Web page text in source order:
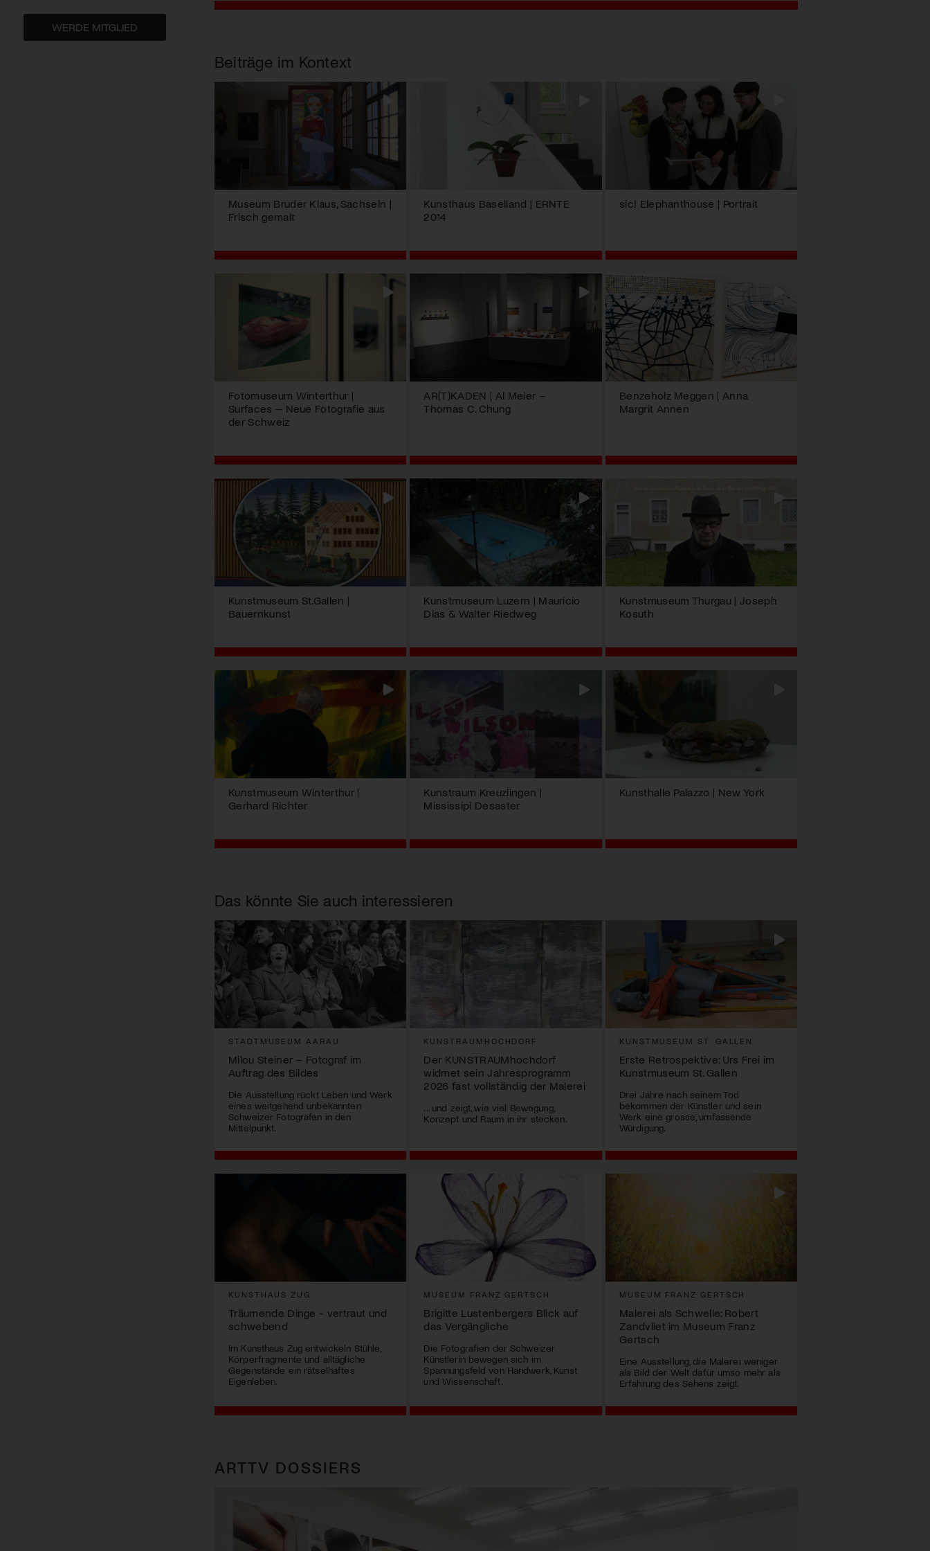
WERDE MITGLIED
Beiträge im Kontext
Museum Bruder Klaus, Sachseln |
Frisch gemalt
Kunsthaus Baselland | ERNTE
2014
sic! Elephanthouse | Portrait
Fotomuseum Winterthur |
Surfaces – Neue Fotografie aus
der Schweiz
AR(T)KADEN | Al Meier –
Thomas C. Chung
Benzeholz Meggen | Anna
Margrit Annen
Kunstmuseum St.Gallen |
Bauernkunst
Kunstmuseum Luzern | Mauricio
Dias & Walter Riedweg
Kunstmuseum Thurgau | Joseph
Kosuth
Kunstmuseum Winterthur |
Gerhard Richter
Kunstraum Kreuzlingen |
Mississipi Desaster
Kunsthalle Palazzo | New York
Das könnte Sie auch interessieren
STADTMUSEUM AARAU
Milou Steiner – Fotograf im
Auftrag des Bildes
Die Ausstellung rückt Leben und Werk
eines weitgehend unbekannten
Schweizer Fotografen in den
Mittelpunkt.
KUNSTRAUMHOCHDORF
Der KUNSTRAUMhochdorf
widmet sein Jahresprogramm
2026 fast vollständig der Malerei
... und zeigt, wie viel Bewegung,
Konzept und Raum in ihr stecken.
KUNSTMUSEUM ST. GALLEN
Erste Retrospektive: Urs Frei im
Kunstmuseum St. Gallen
Drei Jahre nach seinem Tod
bekommen der Künstler und sein
Werk eine grosse, umfassende
Würdigung.
KUNSTHAUS ZUG
Träumende Dinge - vertraut und
schwebend
Im Kunsthaus Zug entwickeln Stühle,
Körperfragmente und alltägliche
Gegenstände ein rätselhaftes
Eigenleben.
MUSEUM FRANZ GERTSCH
Brigitte Lustenbergers Blick auf
das Vergängliche
Die Fotografien der Schweizer
Künstlerin bewegen sich im
Spannungsfeld von Handwerk, Kunst
und Wissenschaft.
MUSEUM FRANZ GERTSCH
Malerei als Schwelle: Robert
Zandvliet im Museum Franz
Gertsch
Eine Ausstellung, die Malerei weniger
als Bild der Welt dafür umso mehr als
Erfahrung des Sehens zeigt.
ARTTV DOSSIERS